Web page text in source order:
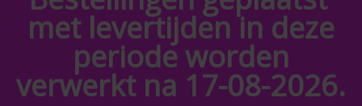
met levertijden in deze
periode worden
verwerkt na 17-08-2026.